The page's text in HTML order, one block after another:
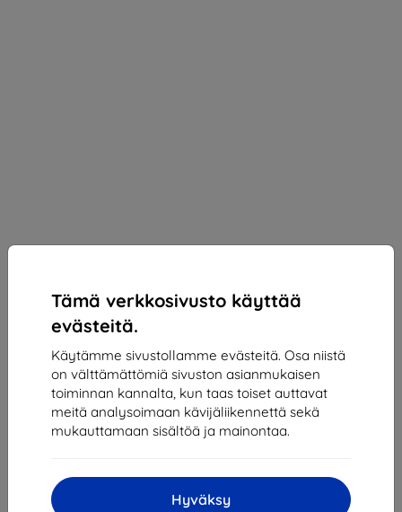
Tämä verkkosivusto käyttää
evästeitä.
Käytämme sivustollamme evästeitä. Osa niistä
on välttämättömiä sivuston asianmukaisen
toiminnan kannalta, kun taas toiset auttavat
meitä analysoimaan kävijäliikennettä sekä
mukauttamaan sisältöä ja mainontaa.
Hyväksy
Suojakalvo 3MK Silver Protect+ Motorola Moto G9
Play, Wet-mounted Antimicrobial film
(5903108305808)
Kuvaus ja tekniset tiedot